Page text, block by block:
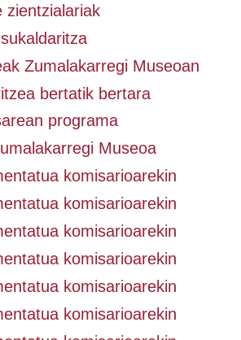
zientzialariak
Zumalakarregi Museoan
bertatik bertara
programa
Museoa
komisarioarekin
komisarioarekin
komisarioarekin
komisarioarekin
komisarioarekin
komisarioarekin